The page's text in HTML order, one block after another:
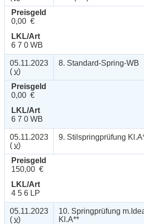
Preisgeld
0,00 €
LKL/Art
6 7 0 WB
05.11.2023
( v)
8. Standard-Spring-WB
Preisgeld
0,00 €
LKL/Art
6 7 0 WB
05.11.2023
( v)
9. Stilspringprüfung
Preisgeld
150,00 €
LKL/Art
4 5 6 LP
05.11.2023
( v)
10. Springprüfung
Kl.A**